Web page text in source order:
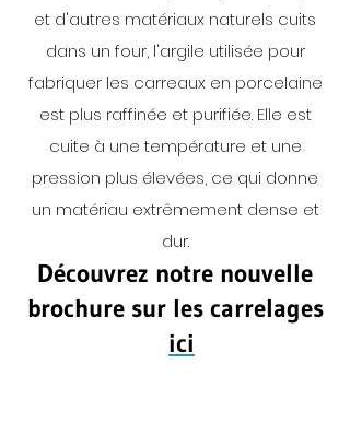
et d'autres matériaux naturels cuits
dans un four, l'argile utilisée pour
fabriquer les carreaux en porcelaine
est plus raffinée et purifiée. Elle est
cuite à une température et une
pression plus élevées, ce qui donne
un matériau extrêmement dense et
dur.
Découvrez notre nouvelle
brochure sur les carrelages
ici